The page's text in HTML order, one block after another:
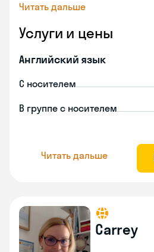
Читать дальше
Услуги и цены
Английский язык
С носителем
В группе с носителем
Читать дальше
Carrey